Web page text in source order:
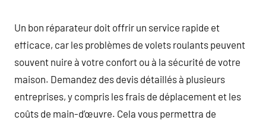
Un bon réparateur doit offrir un service rapide et
efficace, car les problèmes de volets roulants peuvent
souvent nuire à votre confort ou à la sécurité de votre
maison. Demandez des devis détaillés à plusieurs
entreprises, y compris les frais de déplacement et les
coûts de main-d’œuvre. Cela vous permettra de